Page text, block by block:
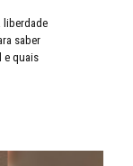
liberdade
saber
e quais